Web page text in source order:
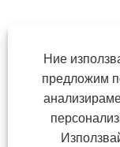
Ние
предложим